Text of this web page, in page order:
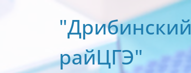
"Дрибинский
райЦГЭ"